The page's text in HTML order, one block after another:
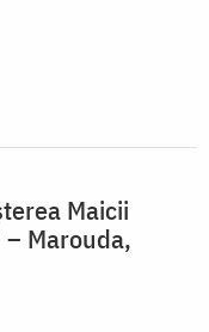
Maicii
Marouda,